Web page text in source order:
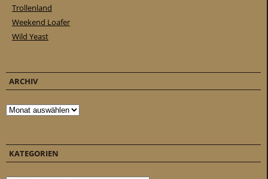
Trollenland
Weekend Loafer
Wild Yeast
ARCHIV
Archiv
KATEGORIEN